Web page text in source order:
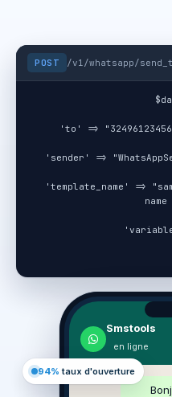
POST /v1/whatsapp/
'to' =>
'sender' =>
Smstools
en ligne
94% taux d'ouverture